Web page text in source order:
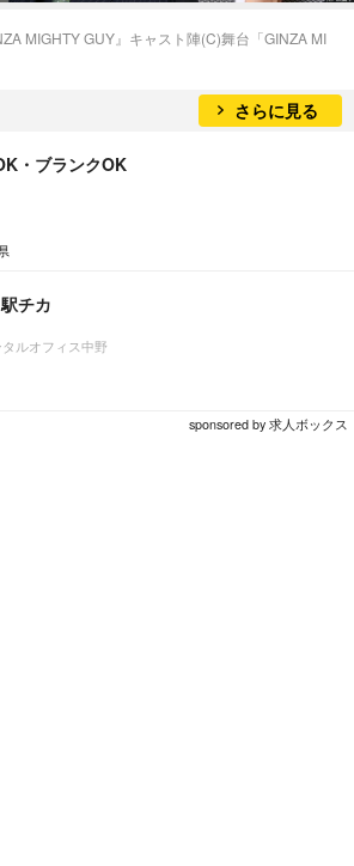
MIGHTY GUY』キャスト陣(C)舞台「GINZA MI
さらに見る
・ブランクOK
チカ
ルオフィス中野
sponsored by 求人ボックス